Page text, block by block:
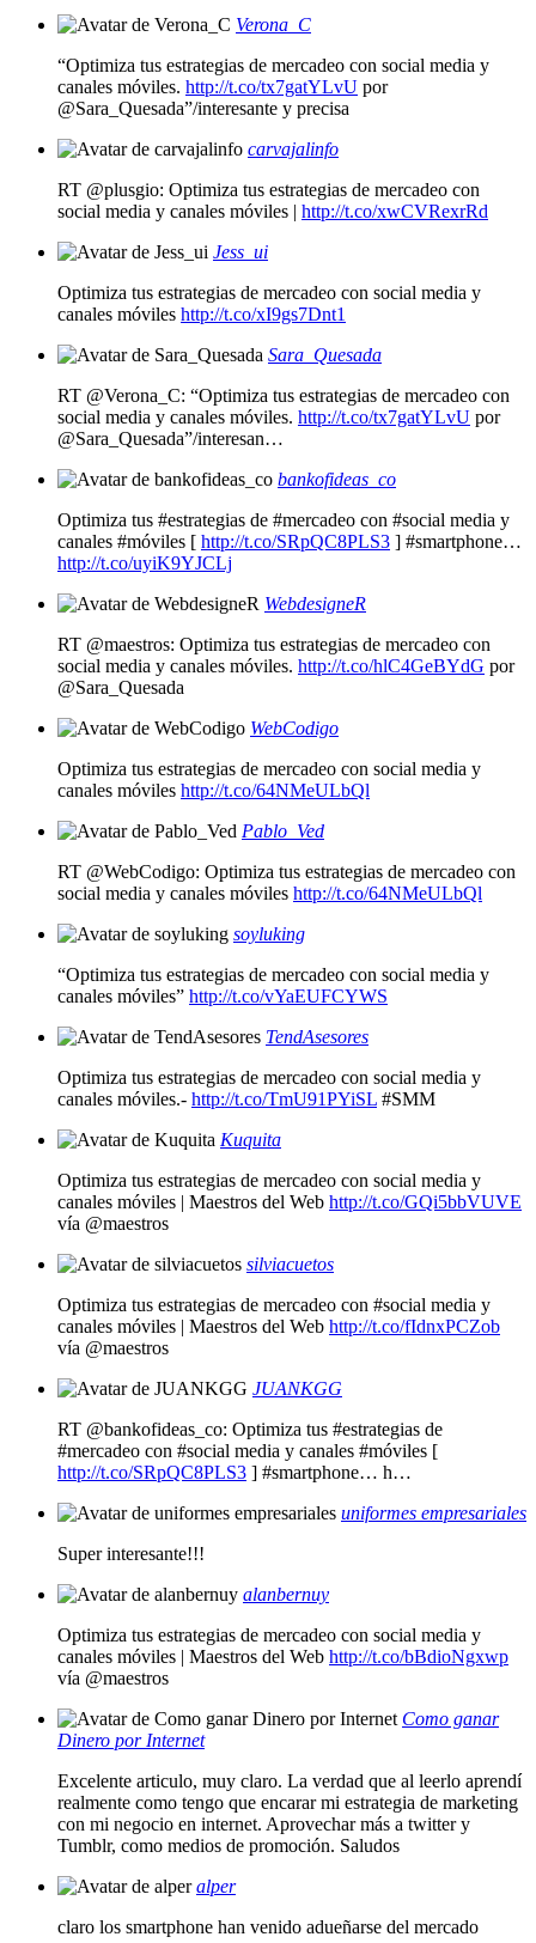
Verona_C
“Optimiza tus estrategias de mercadeo con social media y
canales móviles. http://t.co/tx7gatYLvU por
@Sara_Quesada”/interesante y precisa
carvajalinfo
RT @plusgio: Optimiza tus estrategias de mercadeo con
social media y canales móviles | http://t.co/xwCVRexrRd
Jess_ui
Optimiza tus estrategias de mercadeo con social media y
canales móviles http://t.co/xI9gs7Dnt1
Sara_Quesada
RT @Verona_C: “Optimiza tus estrategias de mercadeo con
social media y canales móviles. http://t.co/tx7gatYLvU por
@Sara_Quesada”/interesan…
bankofideas_co
Optimiza tus #estrategias de #mercadeo con #social media y
canales #móviles [ http://t.co/SRpQC8PLS3 ] #smartphone…
http://t.co/uyiK9YJCLj
WebdesigneR
RT @maestros: Optimiza tus estrategias de mercadeo con
social media y canales móviles. http://t.co/hlC4GeBYdG por
@Sara_Quesada
WebCodigo
Optimiza tus estrategias de mercadeo con social media y
canales móviles http://t.co/64NMeULbQl
Pablo_Ved
RT @WebCodigo: Optimiza tus estrategias de mercadeo con
social media y canales móviles http://t.co/64NMeULbQl
soyluking
“Optimiza tus estrategias de mercadeo con social media y
canales móviles” http://t.co/vYaEUFCYWS
TendAsesores
Optimiza tus estrategias de mercadeo con social media y
canales móviles.- http://t.co/TmU91PYiSL #SMM
Kuquita
Optimiza tus estrategias de mercadeo con social media y
canales móviles | Maestros del Web http://t.co/GQi5bbVUVE
vía @maestros
silviacuetos
Optimiza tus estrategias de mercadeo con #social media y
canales móviles | Maestros del Web http://t.co/fIdnxPCZob
vía @maestros
JUANKGG
RT @bankofideas_co: Optimiza tus #estrategias de
#mercadeo con #social media y canales #móviles [
http://t.co/SRpQC8PLS3 ] #smartphone… h…
uniformes empresariales
Super interesante!!!
alanbernuy
Optimiza tus estrategias de mercadeo con social media y
canales móviles | Maestros del Web http://t.co/bBdioNgxwp
vía @maestros
Como ganar
Dinero por Internet
Excelente articulo, muy claro. La verdad que al leerlo aprendí
realmente como tengo que encarar mi estrategia de marketing
con mi negocio en internet. Aprovechar más a twitter y
Tumblr, como medios de promoción. Saludos
alper
claro los smartphone han venido adueñarse del mercado